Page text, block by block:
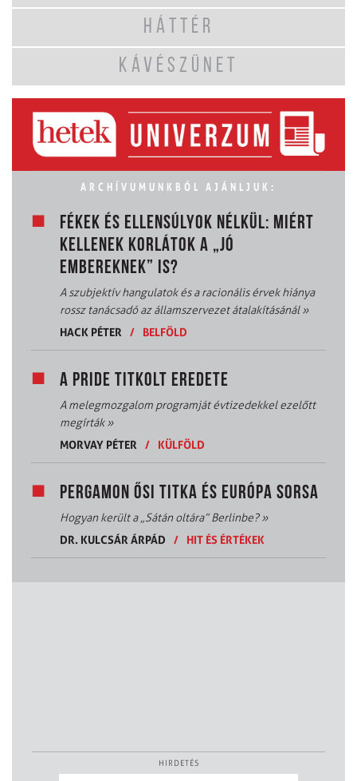
HÁTTÉR
KÁVÉSZÜNET
ARCHÍVUMUNKBÓL AJÁNLJUK:
FÉKEK ÉS ELLENSÚLYOK NÉLKÜL: MIÉRT
KELLENEK KORLÁTOK A „JÓ
EMBEREKNEK” IS?
A szubjektív hangulatok és a racionális érvek hiánya
rossz tanácsadó az államszervezet átalakításánál»
HACK PÉTER
/ BELFÖLD
A PRIDE TITKOLT EREDETE
A melegmozgalom programját évtizedekkel ezelőtt
megírták»
MORVAY PÉTER
/ KÜLFÖLD
PERGAMON ŐSI TITKA ÉS EURÓPA SORSA
Hogyan került a „Sátán oltára” Berlinbe?»
DR. KULCSÁR ÁRPÁD
/ HIT ÉS ÉRTÉKEK
HIRDETÉS